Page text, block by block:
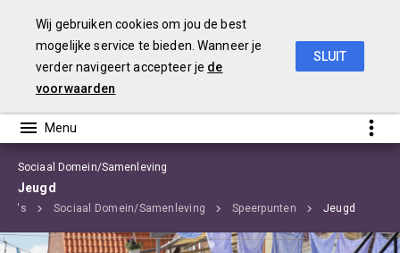
Sociaal Domein/Samenleving
Jeugd
Sociaal Domein/Samenleving Speerpunten Jeugd
Wij gebruiken cookies om jou de best
mogelijke service te bieden. Wanneer je
verder navigeert accepteer je de
voorwaarden
SLUIT